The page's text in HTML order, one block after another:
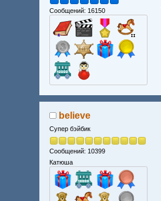
Сообщений: 16150
believe
Супер бэйбик
Сообщений: 10399
Катюша